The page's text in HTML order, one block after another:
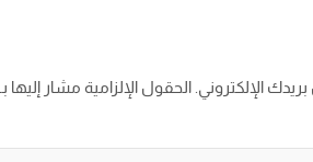
الإلكتروني. الحقول الإلزامية مشار إليها